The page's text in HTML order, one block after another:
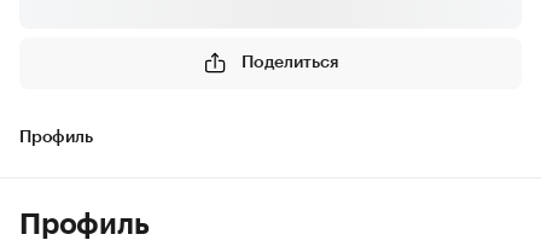
Поделиться
Профиль
Профиль